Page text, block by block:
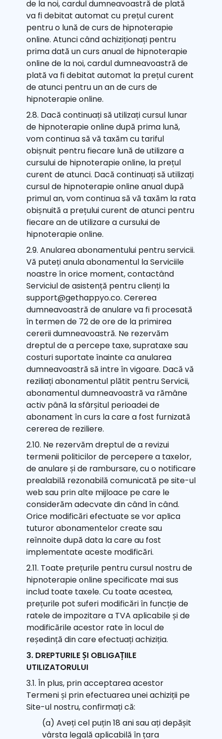
de la noi, cardul dumneavoastră de plată
va fi debitat automat cu prețul curent
pentru o lună de curs de hipnoterapie
online. Atunci când achiziționați pentru
prima dată un curs anual de hipnoterapie
online de la noi, cardul dumneavoastră de
plată va fi debitat automat la prețul curent
de atunci pentru un an de curs de
hipnoterapie online.
2.8. Dacă continuați să utilizați cursul lunar
de hipnoterapie online după prima lună,
vom continua să vă taxăm cu tariful
obișnuit pentru fiecare lună de utilizare a
cursului de hipnoterapie online, la prețul
curent de atunci. Dacă continuați să utilizați
cursul de hipnoterapie online anual după
primul an, vom continua să vă taxăm la rata
obișnuită a prețului curent de atunci pentru
fiecare an de utilizare a cursului de
hipnoterapie online.
2.9. Anularea abonamentului pentru servicii.
Vă puteți anula abonamentul la Serviciile
noastre în orice moment, contactând
Serviciul de asistență pentru clienți la
support@gethappyo.co. Cererea
dumneavoastră de anulare va fi procesată
în termen de 72 de ore de la primirea
cererii dumneavoastră. Ne rezervăm
dreptul de a percepe taxe, suprataxe sau
costuri suportate înainte ca anularea
dumneavoastră să intre în vigoare. Dacă vă
reziliați abonamentul plătit pentru Servicii,
abonamentul dumneavoastră va rămâne
activ până la sfârșitul perioadei de
abonament în curs la care a fost furnizată
cererea de reziliere.
2.10. Ne rezervăm dreptul de a revizui
termenii politicilor de percepere a taxelor,
de anulare și de rambursare, cu o notificare
prealabilă rezonabilă comunicată pe site-ul
web sau prin alte mijloace pe care le
considerăm adecvate din când în când.
Orice modificări efectuate se vor aplica
tuturor abonamentelor create sau
reînnoite după data la care au fost
implementate aceste modificări.
2.11. Toate prețurile pentru cursul nostru de
hipnoterapie online specificate mai sus
includ toate taxele. Cu toate acestea,
prețurile pot suferi modificări în funcție de
ratele de impozitare a TVA aplicabile și de
modificările acestor rate în locul de
reședință din care efectuați achiziția.
3. DREPTURILE ȘI OBLIGAȚIILE
UTILIZATORULUI
3.1. În plus, prin acceptarea acestor
Termeni și prin efectuarea unei achiziții pe
Site-ul nostru, confirmați că:
(a) Aveți cel puțin 18 ani sau ați depășit
vârsta legală aplicabilă în țara